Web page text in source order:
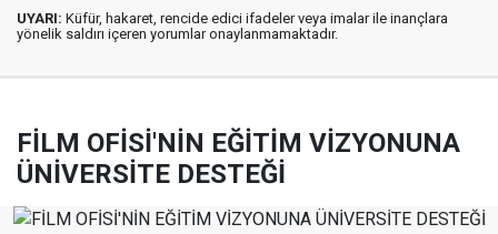
UYARI: Küfür, hakaret, rencide edici ifadeler veya imalar ile inançlara
yönelik saldırı içeren yorumlar onaylanmamaktadır.
FİLM OFİSİ'NİN EĞİTİM VİZYONUNA
ÜNİVERSİTE DESTEĞİ